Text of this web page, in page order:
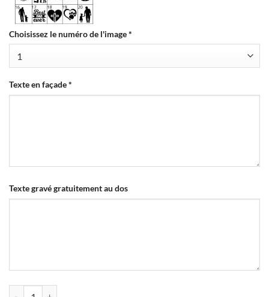
Choisissez le numéro de l'image*
Texte en façade*
Texte gravé gratuitement au dos